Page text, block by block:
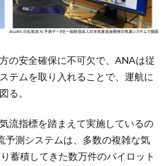
の安全確保に不可欠で、ANAは従
テムを取り入れることで、運航に
る。
流指標を踏まえて実施しているの
予測システムは、多数の複雑な気
蓄積してきた数万件のパイロット